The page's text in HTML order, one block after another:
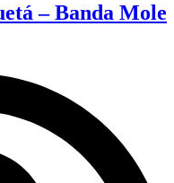
– Banda Mole